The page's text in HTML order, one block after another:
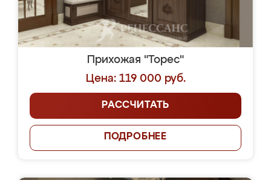
Прихожая "Торес"
Цена: 119 000 руб.
РАССЧИТАТЬ
ПОДРОБНЕЕ